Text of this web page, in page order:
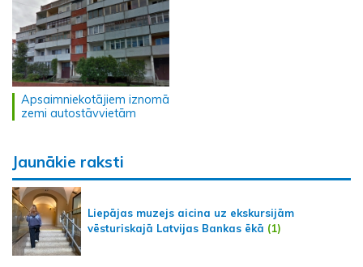
Apsaimniekotājiem iznomā
zemi autostāvvietām
Jaunākie raksti
Liepājas muzejs aicina uz ekskursijām
vēsturiskajā Latvijas Bankas ēkā (1)